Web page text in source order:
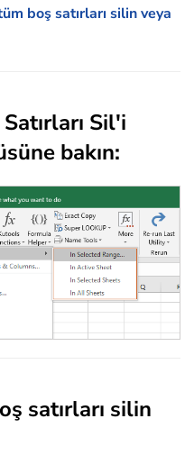
boş satırları silin veya
Sil'i
bakın:
satırları silin